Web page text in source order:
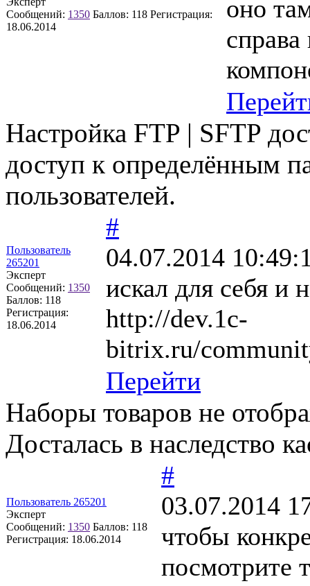
Сообщений: 1350 Баллов: 118 Регистрация:
18.06.2014
оно
Настройка FTP | SFTP
доступ к определённым
пользователей.
Пользователь
265201
Эксперт
Сообщений: 1350
Баллов: 118
Регистрация:
18.06.2014
#
04.07.2014
искал для себя и
http://dev.1c-
bitrix.ru/
Перейти
Наборы товаров не
Досталась в наследство
Пользователь 265201
Эксперт
Сообщений: 1350 Баллов: 118
Регистрация: 18.06.2014
#
03.07.2014
чтобы
посмотрите